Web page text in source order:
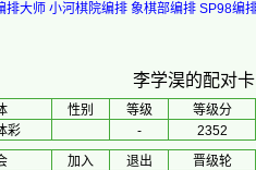
排大师 小河棋院编排 象棋部编排 SP98编
李学淏的配对卡
性别 等级 等级分
彩 - 2352
加入 退出 晋级轮